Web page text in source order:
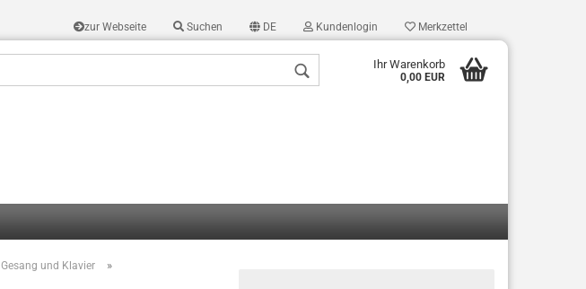
zur Webseite Suchen DE Kundenlogin Merkzettel
Ihr Warenkorb
0,00 EUR
Gesang und Klavier »